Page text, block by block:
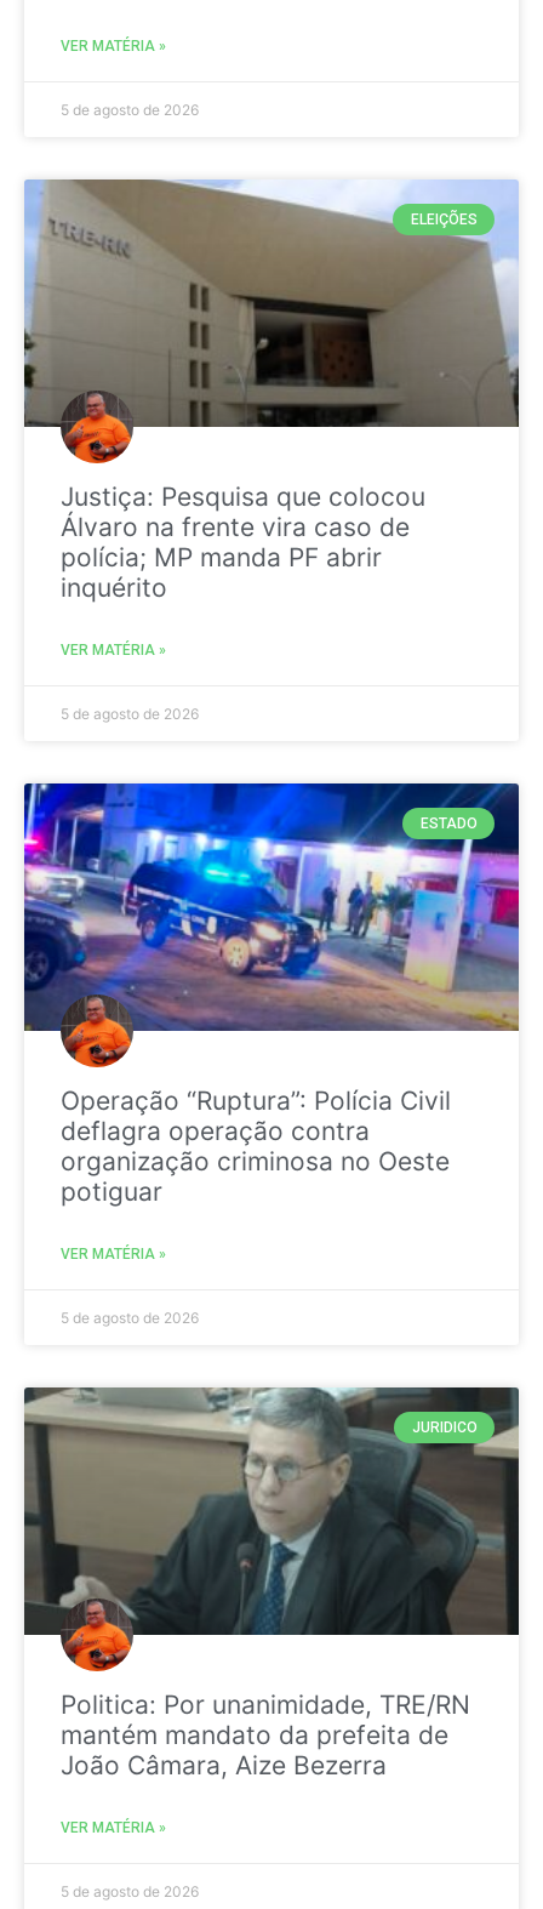
VER MATÉRIA »
5 de agosto de 2026
ELEIÇÕES
Justiça: Pesquisa que colocou
Álvaro na frente vira caso de
polícia; MP manda PF abrir
inquérito
VER MATÉRIA »
5 de agosto de 2026
ESTADO
Operação “Ruptura”: Polícia Civil
deflagra operação contra
organização criminosa no Oeste
potiguar
VER MATÉRIA »
5 de agosto de 2026
JURIDICO
Politica: Por unanimidade, TRE/RN
mantém mandato da prefeita de
João Câmara, Aize Bezerra
VER MATÉRIA »
5 de agosto de 2026